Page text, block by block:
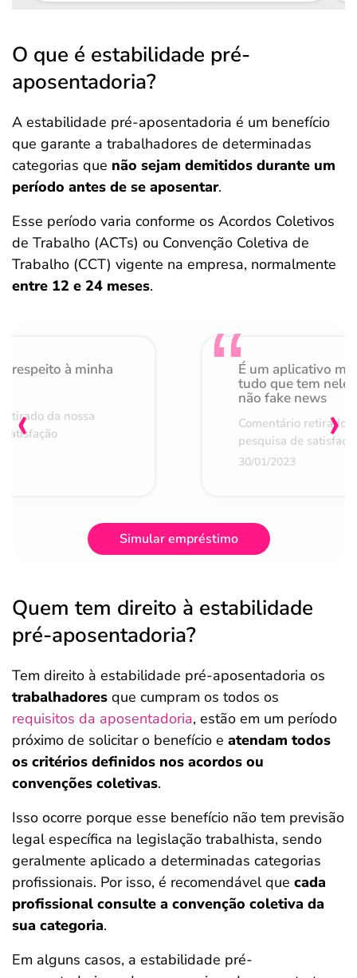
O que é estabilidade pré-
aposentadoria?
A estabilidade pré-aposentadoria é um benefício
que garante a trabalhadores de determinadas
categorias que não sejam demitidos durante um
período antes de se aposentar.
Esse período varia conforme os Acordos Coletivos
de Trabalho (ACTs) ou Convenção Coletiva de
Trabalho (CCT) vigente na empresa, normalmente
entre 12 e 24 meses.
respeito à minha
da nossa
É um aplicativo
tudo que tem nele
não fake news
Comentário retirado
pesquisa de
30/01/2023
‹ ›
Simular empréstimo
Quem tem direito à estabilidade
pré-aposentadoria?
Tem direito à estabilidade pré-aposentadoria os
trabalhadores que cumpram os todos os
requisitos da aposentadoria, estão em um período
próximo de solicitar o benefício e atendam todos
os critérios definidos nos acordos ou
convenções coletivas.
Isso ocorre porque esse benefício não tem previsão
legal específica na legislação trabalhista, sendo
geralmente aplicado a determinadas categorias
profissionais. Por isso, é recomendável que cada
profissional consulte a convenção coletiva da
sua categoria.
Em alguns casos, a estabilidade pré-